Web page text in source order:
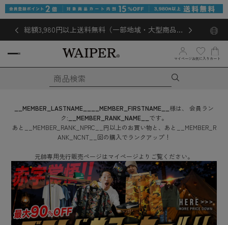
総額3,980円以上送料無料（一部地域・大型商品対
マイページ お気に入り カート
__MEMBER_LASTNAME__ __MEMBER_FIRSTNAME__ 様は、
会員ラン
ク: __MEMBER_RANK_NAME__ です。
あと
__MEMBER_RANK_NPRC__ 円以上のお買い物と、あと
__MEMBER_R
ANK_NCNT__ 回の購入でランクアップ！
元帥専用先行販売ページはマイページよりご覧ください。